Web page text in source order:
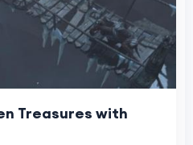
Treasures with